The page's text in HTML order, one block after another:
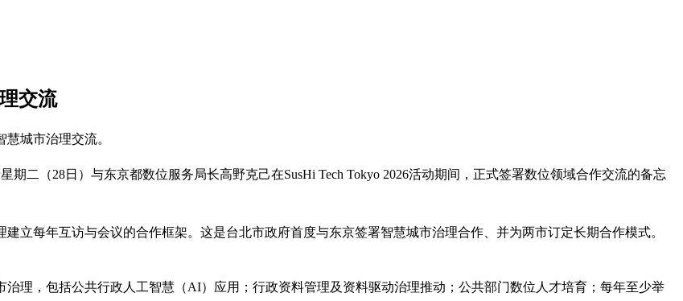
交流
城市治理交流。
二（28日）与东京都数位服务局长高野克己在SusHi Tech Tokyo 2026活动期间，正式签署数位领域合作交流的备忘
立每年互访与会议的合作框架。这是台北市政府首度与东京签署智慧城市治理合作、并为两市订定长期合作模式。
理，包括公共行政人工智慧（AI）应用；行政资料管理及资料驱动治理推动；公共部门数位人才培育；每年至少举